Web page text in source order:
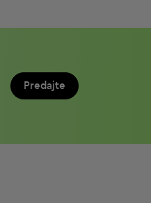
Predajte